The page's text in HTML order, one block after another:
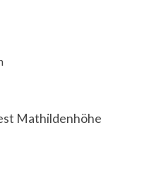
Mathildenhöhe